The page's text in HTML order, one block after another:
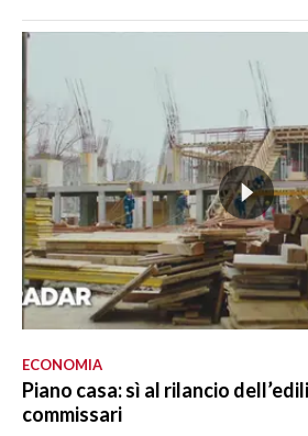
ECONOMIA
Piano casa: sì al rilancio
commissari